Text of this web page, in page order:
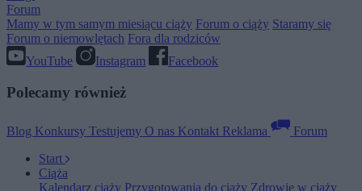
Forum
Mamy w tym samym miesiącu ciąży Forum o ciąży Staramy się
Forum o niemowlętach Fora dla rodziców
YouTube
Instagram Facebook
Polecamy również
Blog Konkursy Testujemy O nas Kontakt Reklama
Forum
Start
Ciąża
Kalendarz ciąży Przygotowania do ciąży Zdrowie w ciąży